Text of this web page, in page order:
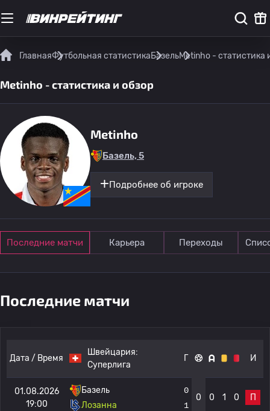
ГлавнаяФутбольная статистикаБазельMetinho - статистика
Metinho - статистика и обзор
Metinho
Базель, 5
Подробнее об игроке
Последние матчи Карьера Переходы
Последние матчи
Дата / Время
Швейцария:
Суперлига
Г И
01.08.2026
19:00
Базель
Лозанна
0
1
0 0 1 0 П